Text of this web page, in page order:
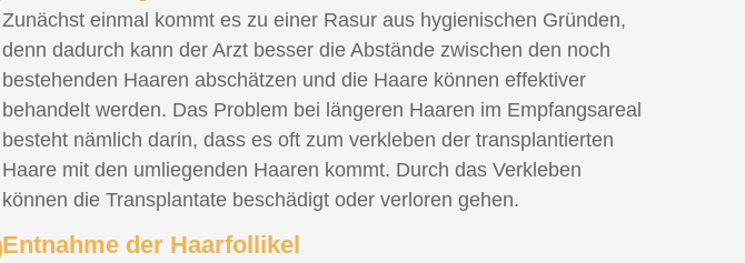
Zunächst einmal kommt es zu einer Rasur aus hygienischen Gründen,
denn dadurch kann der Arzt besser die Abstände zwischen den noch
bestehenden Haaren abschätzen und die Haare können effektiver
behandelt werden. Das Problem bei längeren Haaren im Empfangsareal
besteht nämlich darin, dass es oft zum verkleben der transplantierten
Haare mit den umliegenden Haaren kommt. Durch das Verkleben
können die Transplantate beschädigt oder verloren gehen.
Entnahme der Haarfollikel